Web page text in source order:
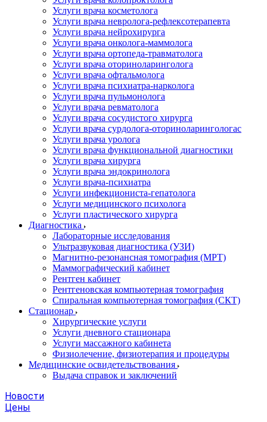
Услуги врача косметолога
Услуги врача невролога-рефлексотерапевта
Услуги врача нейрохирурга
Услуги врача онколога-маммолога
Услуги врача ортопеда-травматолога
Услуги врача оториноларинголога
Услуги врача офтальмолога
Услуги врача психиатра-нарколога
Услуги врача пульмонолога
Услуги врача ревматолога
Услуги врача сосудистого хирурга
Услуги врача сурдолога-оториноларингологас
Услуги врача уролога
Услуги врача функциональной диагностики
Услуги врача хирурга
Услуги врача эндокринолога
Услуги врача-психиатра
Услуги инфекциониста-гепатолога
Услуги медицинского психолога
Услуги пластического хирурга
Диагностика
Лабораторные исследования
Ультразвуковая диагностика (УЗИ)
Магнитно-резонансная томография (МРТ)
Маммографический кабинет
Рентген кабинет
Рентгеновская компьютерная томография
Спиральная компьютерная томография (СКТ)
Стационар
Хирургические услуги
Услуги дневного стационара
Услуги массажного кабинета
Физиолечение, физиотерапия и процедуры
Медицинские освидетельствования
Выдача справок и заключений
Новости
Цены